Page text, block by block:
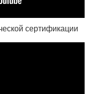
сертификации